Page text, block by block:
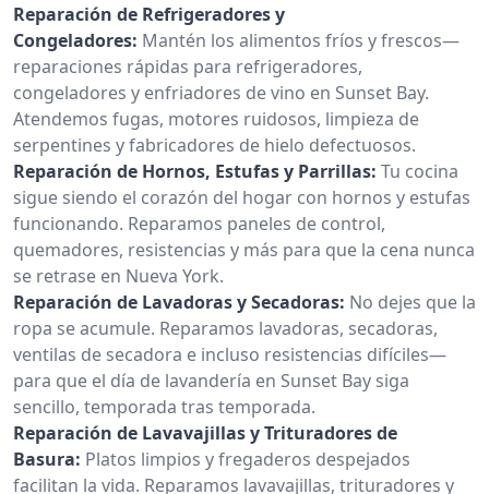
Reparación de Refrigeradores y
Congeladores: Mantén los alimentos fríos y frescos—
reparaciones rápidas para refrigeradores,
congeladores y enfriadores de vino en Sunset Bay.
Atendemos fugas, motores ruidosos, limpieza de
serpentines y fabricadores de hielo defectuosos.
Reparación de Hornos, Estufas y Parrillas: Tu cocina
sigue siendo el corazón del hogar con hornos y estufas
funcionando. Reparamos paneles de control,
quemadores, resistencias y más para que la cena nunca
se retrase en Nueva York.
Reparación de Lavadoras y Secadoras: No dejes que la
ropa se acumule. Reparamos lavadoras, secadoras,
ventilas de secadora e incluso resistencias difíciles—
para que el día de lavandería en Sunset Bay siga
sencillo, temporada tras temporada.
Reparación de Lavavajillas y Trituradores de
Basura: Platos limpios y fregaderos despejados
facilitan la vida. Reparamos lavavajillas, trituradores y